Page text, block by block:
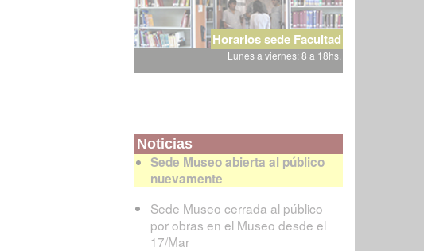
Horarios sede Facultad
Lunes a viernes: 8 a 18hs.
Noticias
Sede Museo abierta al público
nuevamente
Sede Museo cerrada al público
por obras en el Museo desde el
17/Mar